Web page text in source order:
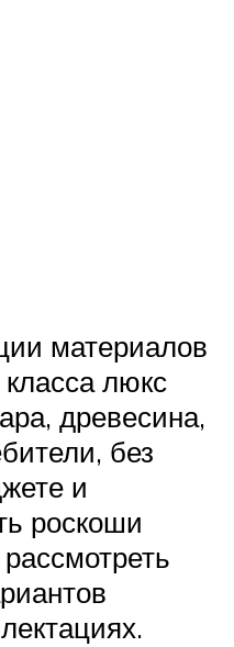
материалов
люкс
древесина,
без
и
роскоши